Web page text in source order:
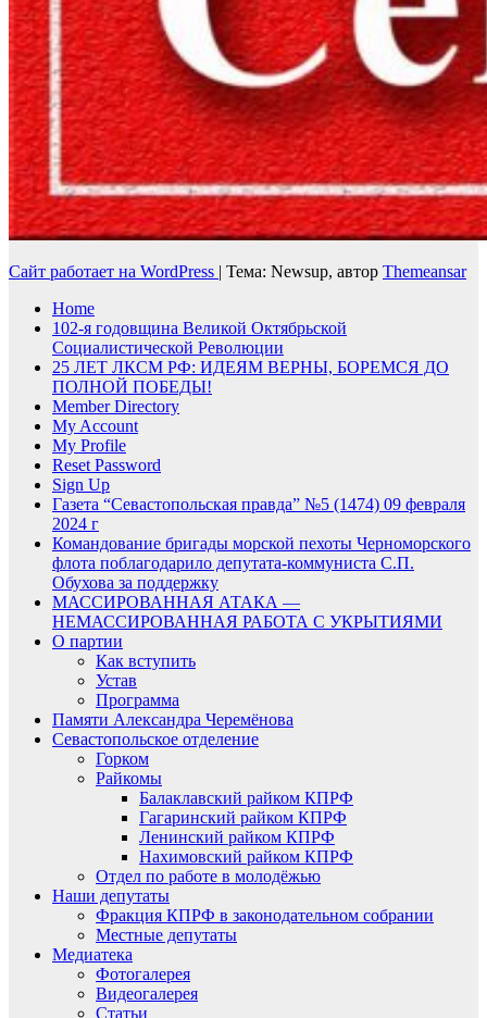
Сайт работает на WordPress | Тема: Newsup, автор Themeansar
Home
102-я годовщина Великой Октябрьской
Социалистической Революции
25 ЛЕТ ЛКСМ РФ: ИДЕЯМ ВЕРНЫ, БОРЕМСЯ ДО
ПОЛНОЙ ПОБЕДЫ!
Member Directory
My Account
My Profile
Reset Password
Sign Up
Газета “Севастопольская правда” №5 (1474) 09 февраля
2024 г
Командование бригады морской пехоты Черноморского
флота поблагодарило депутата-коммуниста С.П.
Обухова за поддержку
МАССИРОВАННАЯ АТАКА —
НЕМАССИРОВАННАЯ РАБОТА С УКРЫТИЯМИ
О партии
Как вступить
Устав
Программа
Памяти Александра Черемёнова
Севастопольское отделение
Горком
Райкомы
Балаклавский райком КПРФ
Гагаринский райком КПРФ
Ленинский райком КПРФ
Нахимовский райком КПРФ
Отдел по работе в молодёжью
Наши депутаты
Фракция КПРФ в законодательном собрании
Местные депутаты
Медиатека
Фотогалерея
Видеогалерея
Статьи